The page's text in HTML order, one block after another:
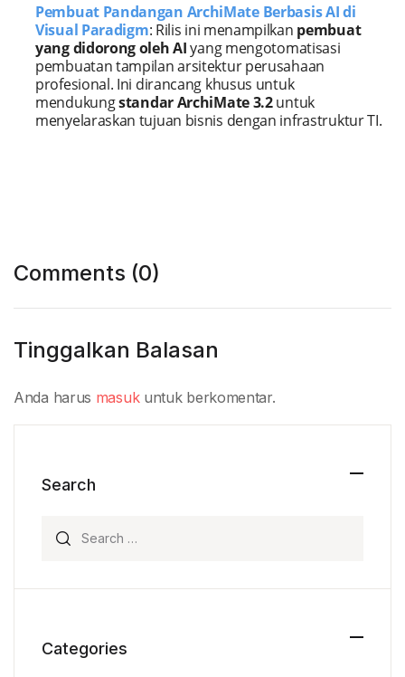
Pembuat Pandangan ArchiMate Berbasis AI di
Visual Paradigm: Rilis ini menampilkan pembuat
yang didorong oleh AI yang mengotomatisasi
pembuatan tampilan arsitektur perusahaan
profesional. Ini dirancang khusus untuk
mendukungstandar ArchiMate 3.2untuk
menyelaraskan tujuan bisnis dengan infrastruktur TI.
Comments (0)
Tinggalkan Balasan
Anda harus masukuntuk berkomentar.
Search
Categories